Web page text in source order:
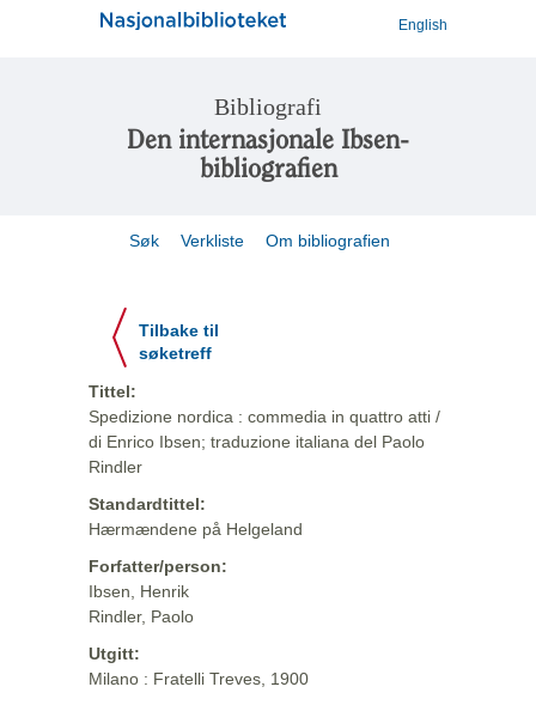
English
Bibliografi
Den internasjonale Ibsen-
bibliografien
Søk Verkliste Om bibliografien
Tilbake til
søketreff
Tittel:
Spedizione nordica : commedia in quattro atti /
di Enrico Ibsen; traduzione italiana del Paolo
Rindler
Standardtittel:
Hærmændene på Helgeland
Forfatter/person:
Ibsen, Henrik
Rindler, Paolo
Utgitt:
Milano : Fratelli Treves, 1900